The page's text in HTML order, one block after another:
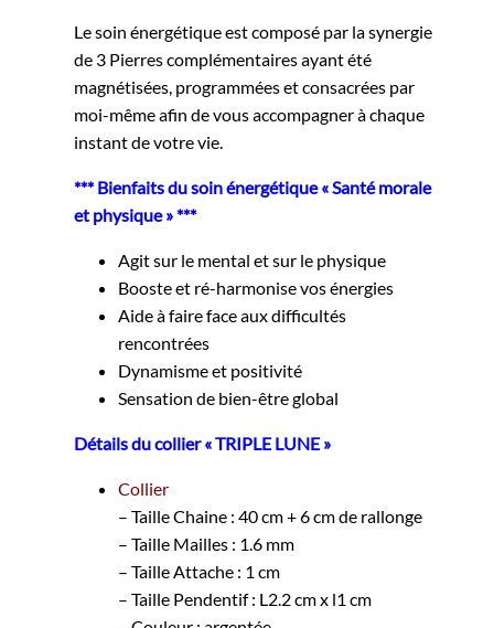
Le soin énergétique est composé par la synergie
de 3 Pierres complémentaires ayant été
magnétisées, programmées et consacrées par
moi-même afin de vous accompagner à chaque
instant de votre vie.
*** Bienfaits du soin énergétique « Santé morale
et physique » ***
Agit sur le mental et sur le physique
Booste et ré-harmonise vos énergies
Aide à faire face aux difficultés
rencontrées
Dynamisme et positivité
Sensation de bien-être global
Détails du collier « TRIPLE LUNE »
Collier
– Taille Chaine : 40 cm + 6 cm de rallonge
– Taille Mailles : 1.6 mm
– Taille Attache : 1 cm
– Taille Pendentif : L2.2 cm x l1 cm